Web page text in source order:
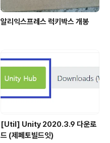
알리익스프레스 럭키박스 개봉
[Util] Unity 2020.3.9 다운로
드 (제페토빌드잇)